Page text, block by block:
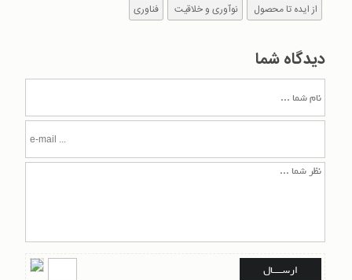
از ایده تا محصول نوآوری و خلاقیت فناوری
دیدگاه شما